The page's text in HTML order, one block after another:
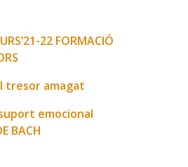
22 FORMACIÓ
tresor amagat
emocional
BACH